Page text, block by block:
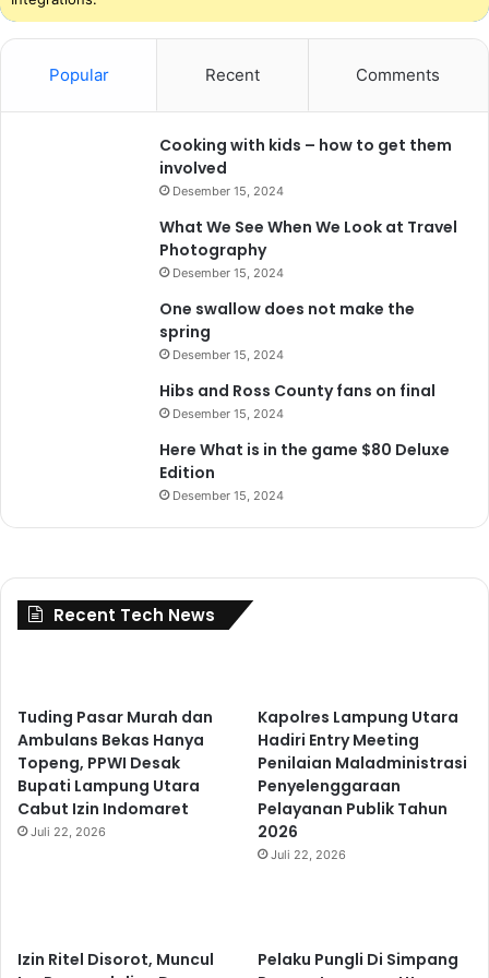
Popular Recent Comments
Cooking with kids – how to get them
involved
Desember 15, 2024
What We See When We Look at Travel
Photography
Desember 15, 2024
One swallow does not make the
spring
Desember 15, 2024
Hibs and Ross County fans on final
Desember 15, 2024
Here What is in the game $80 Deluxe
Edition
Desember 15, 2024
Recent Tech News
Tuding Pasar Murah dan
Ambulans Bekas Hanya
Topeng, PPWI Desak
Bupati Lampung Utara
Cabut Izin Indomaret
Juli 22, 2026
Kapolres Lampung Utara
Hadiri Entry Meeting
Penilaian Maladministrasi
Penyelenggaraan
Pelayanan Publik Tahun
2026
Juli 22, 2026
Izin Ritel Disorot, Muncul
Pelaku Pungli Di Simpang